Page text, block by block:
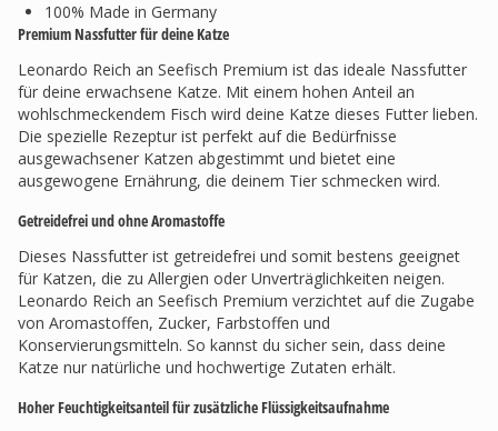
100% Made in Germany
Premium Nassfutter für deine Katze
Leonardo Reich an Seefisch Premium ist das ideale Nassfutter
für deine erwachsene Katze. Mit einem hohen Anteil an
wohlschmeckendem Fisch wird deine Katze dieses Futter lieben.
Die spezielle Rezeptur ist perfekt auf die Bedürfnisse
ausgewachsener Katzen abgestimmt und bietet eine
ausgewogene Ernährung, die deinem Tier schmecken wird.
Getreidefrei und ohne Aromastoffe
Dieses Nassfutter ist getreidefrei und somit bestens geeignet
für Katzen, die zu Allergien oder Unverträglichkeiten neigen.
Leonardo Reich an Seefisch Premium verzichtet auf die Zugabe
von Aromastoffen, Zucker, Farbstoffen und
Konservierungsmitteln. So kannst du sicher sein, dass deine
Katze nur natürliche und hochwertige Zutaten erhält.
Hoher Feuchtigkeitsanteil für zusätzliche Flüssigkeitsaufnahme